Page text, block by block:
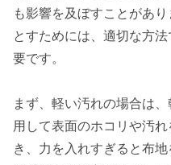
も影響を及ぼすことがあ
とすためには、適切な方
要です。
まず、軽い汚れの場合は
用して表面のホコリや汚
き、力を入れすぎると布